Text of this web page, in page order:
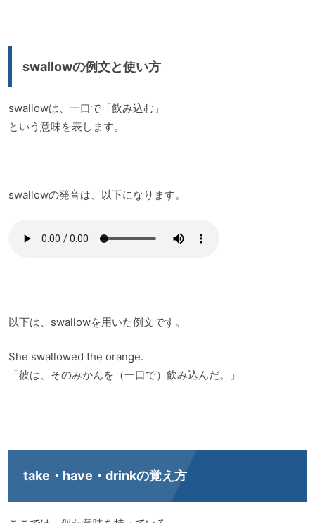
swallowの例文と使い方
swallowは、一口で「飲み込む」
という意味を表します。
swallowの発音は、以下になります。
以下は、swallowを用いた例文です。
She swallowed the orange.
「彼は、そのみかんを（一口で）飲み込んだ。」
take・have・drinkの覚え方